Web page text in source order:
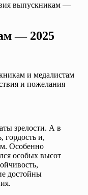
выпускникам —
— 2025
и медалистам
и пожелания
зрелости. А в
гордость и,
Особенно
особых высот
достойны